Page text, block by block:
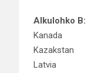
Alkulohko B:
Kanada
Kazakstan
Latvia